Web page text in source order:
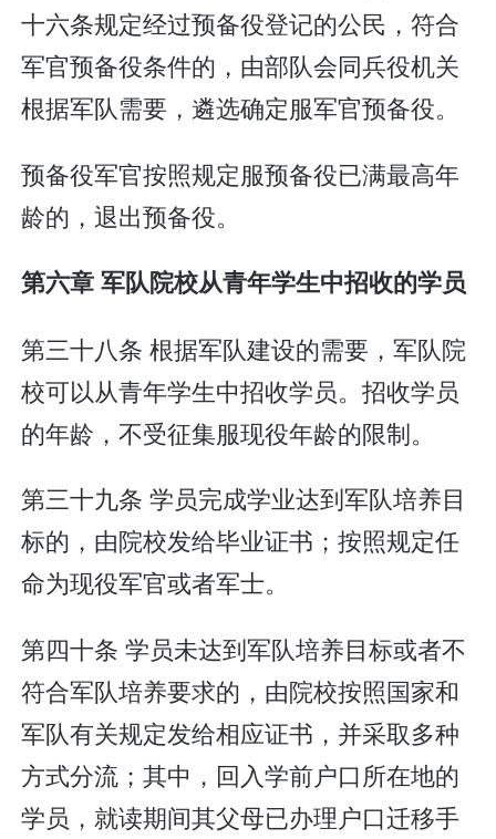
十六条规定经过预备役登记的公民，符合
军官预备役条件的，由部队会同兵役机关
根据军队需要，遴选确定服军官预备役。
预备役军官按照规定服预备役已满最高年
龄的，退出预备役。
第六章 军队院校从青年学生中招收的学员
第三十八条 根据军队建设的需要，军队院
校可以从青年学生中招收学员。招收学员
的年龄，不受征集服现役年龄的限制。
第三十九条 学员完成学业达到军队培养目
标的，由院校发给毕业证书；按照规定任
命为现役军官或者军士。
第四十条 学员未达到军队培养目标或者不
符合军队培养要求的，由院校按照国家和
军队有关规定发给相应证书，并采取多种
方式分流；其中，回入学前户口所在地的
学员，就读期间其父母已办理户口迁移手